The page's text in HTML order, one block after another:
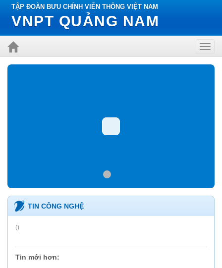
TẬP ĐOÀN BƯU CHÍNH VIỄN THÔNG VIỆT NAM
VNPT QUẢNG NAM
TIN CÔNG NGHỆ
()
Tin mới hơn: